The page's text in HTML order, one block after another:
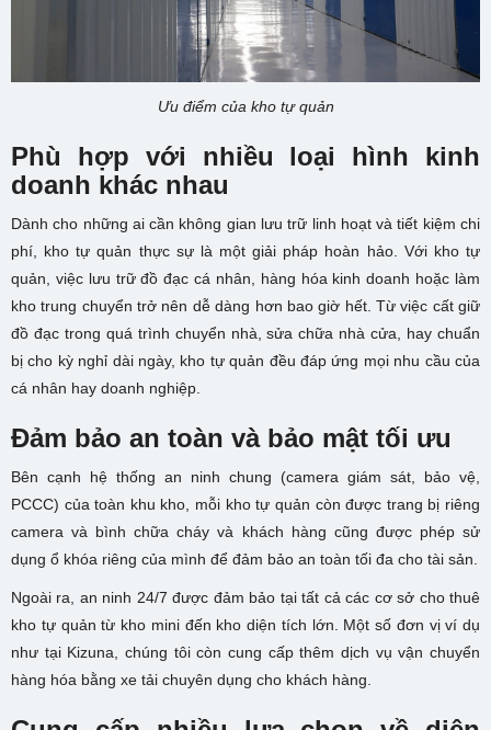
Ưu điểm của kho tự quản
Phù hợp với nhiều loại hình kinh
doanh khác nhau
Dành cho những ai cần không gian lưu trữ linh hoạt và tiết kiệm chi
phí, kho tự quản thực sự là một giải pháp hoàn hảo. Với kho tự
quản, việc lưu trữ đồ đạc cá nhân, hàng hóa kinh doanh hoặc làm
kho trung chuyển trở nên dễ dàng hơn bao giờ hết. Từ việc cất giữ
đồ đạc trong quá trình chuyển nhà, sửa chữa nhà cửa, hay chuẩn
bị cho kỳ nghỉ dài ngày, kho tự quản đều đáp ứng mọi nhu cầu của
cá nhân hay doanh nghiệp.
Đảm bảo an toàn và bảo mật tối ưu
Bên cạnh hệ thống an ninh chung (camera giám sát, bảo vệ,
PCCC) của toàn khu kho, mỗi kho tự quản còn được trang bị riêng
camera và bình chữa cháy và khách hàng cũng được phép sử
dụng ổ khóa riêng của mình để đảm bảo an toàn tối đa cho tài sản.
Ngoài ra, an ninh 24/7 được đảm bảo tại tất cả các cơ sở cho thuê
kho tự quản từ kho mini đến kho diện tích lớn. Một số đơn vị ví dụ
như tại Kizuna, chúng tôi còn cung cấp thêm dịch vụ vận chuyển
hàng hóa bằng xe tải chuyên dụng cho khách hàng.